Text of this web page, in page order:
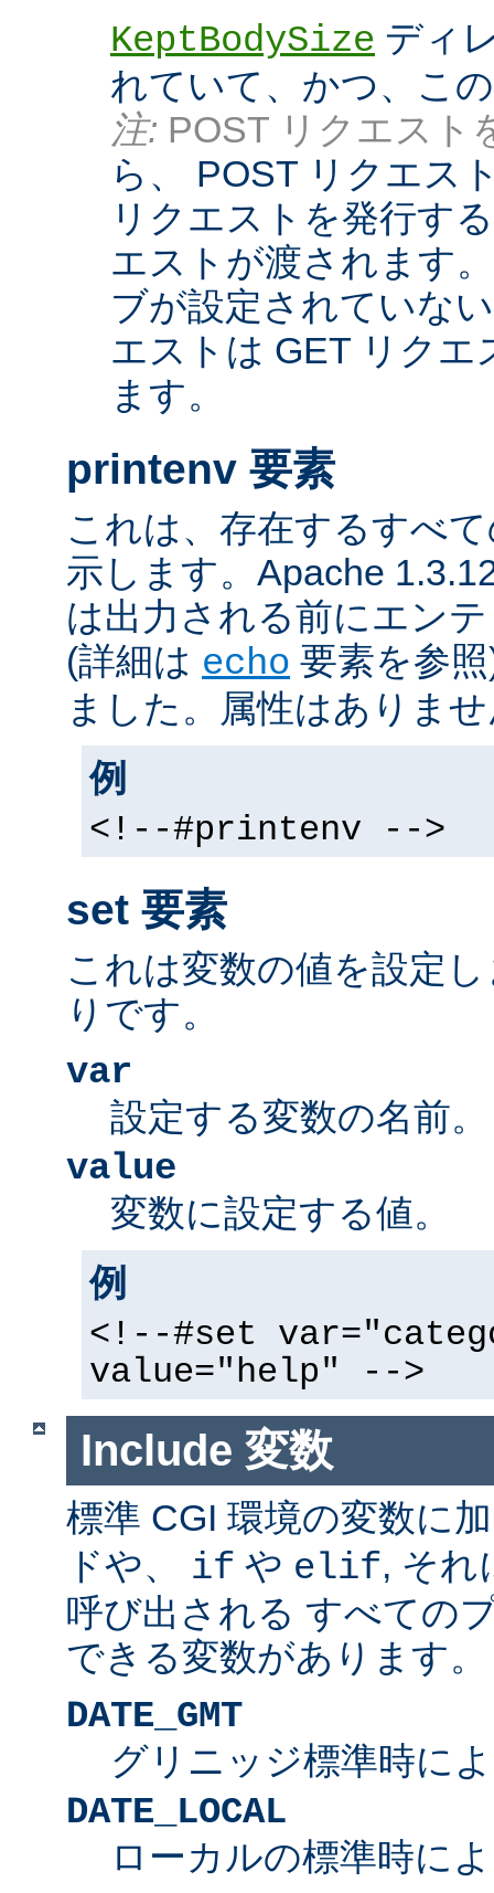
KeptBodySize ディ
れていて、かつ、こ
注: POST リクエスト
ら、 POST リクエス
リクエストを発行す
エストが渡されます
ブが設定されていな
エストは GET リク
ます。
printenv 要素
これは、存在するすべ
示します。Apache
は出力される前にエン
(詳細は echo 要素を参
ました。属性はありま
例
<!--#printenv -->
set 要素
これは変数の値を設定
りです。
var
設定する変数の名前。
value
変数に設定する値。
例
<!--#set
value="help" -->
Include 変数
標準 CGI 環境の変数に
ドや、 if や elif, それ
呼び出される すべての
できる変数があります。
DATE_GMT
グリニッジ標準時に
DATE_LOCAL
ローカルの標準時に